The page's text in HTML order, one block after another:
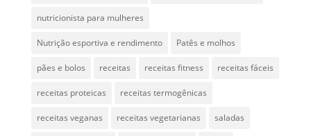
nutricionista para mulheres
Nutrição esportiva e rendimento Patês e molhos
pães e bolos receitas receitas fitness receitas fáceis
receitas proteicas receitas termogênicas
receitas veganas receitas vegetarianas saladas